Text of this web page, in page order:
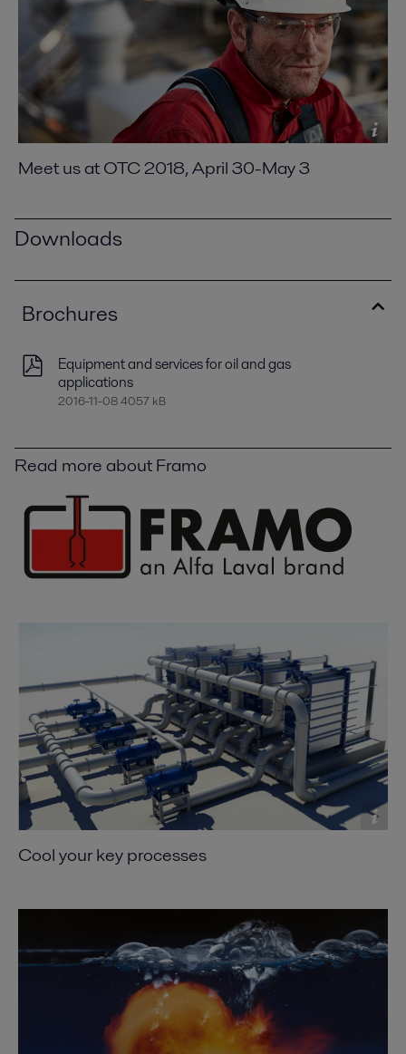
Meet us at OTC 2018, April 30-May 3
Downloads
Brochures
Equipment and services for oil and gas
applications
2016-11-08 4057 kB
Read more about Framo
Cool your key processes